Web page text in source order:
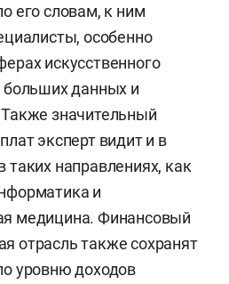
его словам, к ним
особенно
искусственного
больших данных и
значительный
эксперт видит и в
таких направлениях, как
и
медицина. Финансовый
отрасль также сохранят
уровню доходов